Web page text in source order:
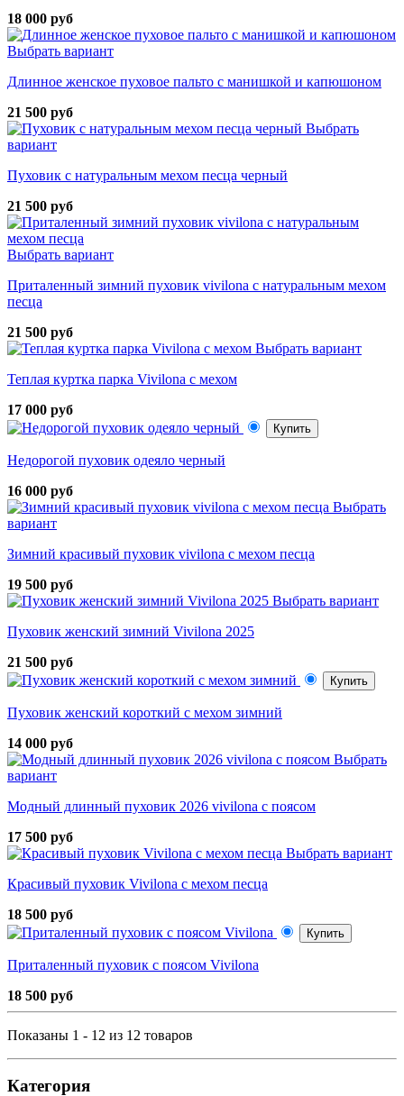
18 000 руб
Выбрать вариант
Длинное женское пуховое пальто с манишкой и капюшоном
21 500 руб
Выбрать
вариант
Пуховик с натуральным мехом песца черный
21 500 руб
Выбрать вариант
Приталенный зимний пуховик vivilona с натуральным мехом
песца
21 500 руб
Выбрать вариант
Теплая куртка парка Vivilona с мехом
17 000 руб
Купить
Недорогой пуховик одеяло черный
16 000 руб
Выбрать
вариант
Зимний красивый пуховик vivilona с мехом песца
19 500 руб
Выбрать вариант
Пуховик женский зимний Vivilona 2025
21 500 руб
Купить
Пуховик женский короткий с мехом зимний
14 000 руб
Выбрать
вариант
Модный длинный пуховик 2026 vivilona с поясом
17 500 руб
Выбрать вариант
Красивый пуховик Vivilona с мехом песца
18 500 руб
Купить
Приталенный пуховик с поясом Vivilona
18 500 руб
Показаны 1 - 12 из 12 товаров
Категория